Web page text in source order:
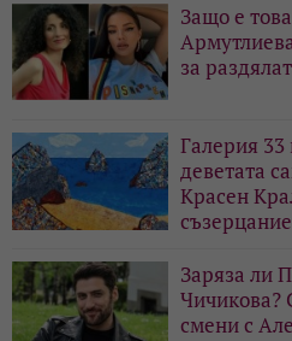
Защо е
за
Галерия 33
деветата
Красен
Заряза ли
Чичикова?
смени с